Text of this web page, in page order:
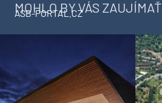
MOHLO BY VÁS ZAUJÍMAŤ
ASB-PORTAL.CZ